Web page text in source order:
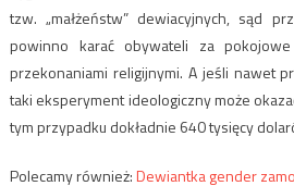
tzw. „małżeństw” dewiacyjnych, sąd
powinno karać obywateli za
przekonaniami religijnymi. A jeśli nawet
taki eksperyment ideologiczny może
tym przypadku dokładnie 640 tysięcy
Polecamy również:Dewiantka gender